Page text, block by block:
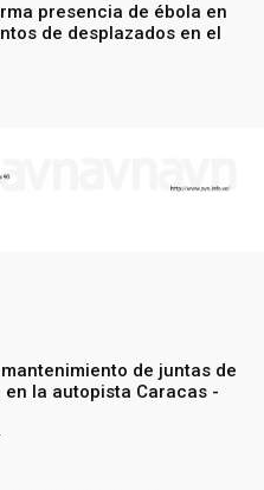
presencia de ébola en
de desplazados en el
de juntas de
la autopista Caracas -